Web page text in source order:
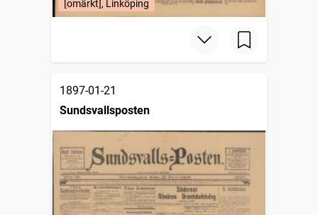
[omärkt], Linköping
1897-01-21
Sundsvallsposten